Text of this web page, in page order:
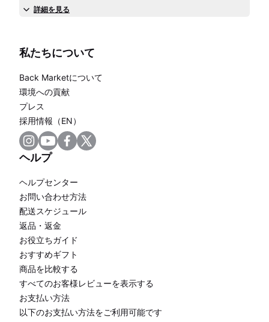
詳細を見る
私たちについて
Back Marketについて
環境への貢献
プレス
採用情報（EN）
ヘルプ
ヘルプセンター
お問い合わせ方法
配送スケジュール
返品・返金
お役立ちガイド
おすすめギフト
商品を比較する
すべてのお客様レビューを表示する
お支払い方法
以下のお支払い方法をご利用可能です